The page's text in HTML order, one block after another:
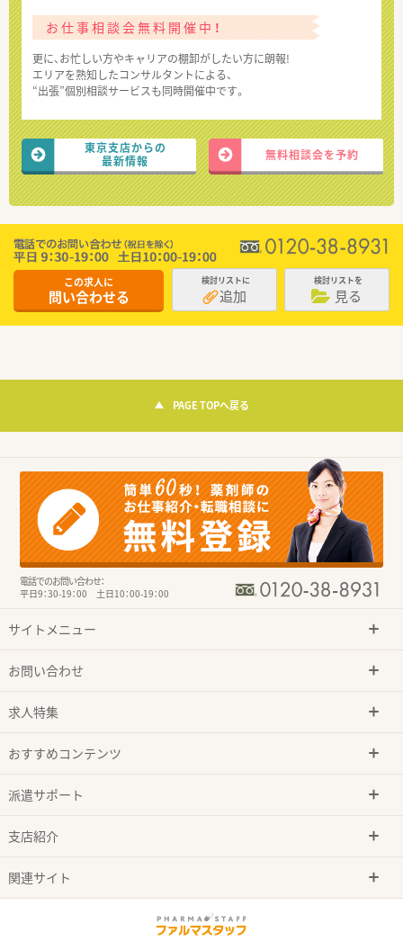
お仕事相談会無料開催中！
更に、お忙しい方やキャリアの棚卸がしたい方に朗報!
エリアを熟知したコンサルタントによる、
“出張”個別相談サービスも同時開催中です。
東京支店からの
最新情報
無料相談会を予約
この求人に
問い合わせる
検討リストに
追加
検討リストを
見る
PAGE TOPへ戻る
電話でのお問い合わせ：
平日9：30-19：00 土日10：00-19：00
サイトメニュー
お問い合わせ
求人特集
おすすめコンテンツ
派遣サポート
支店紹介
関連サイト